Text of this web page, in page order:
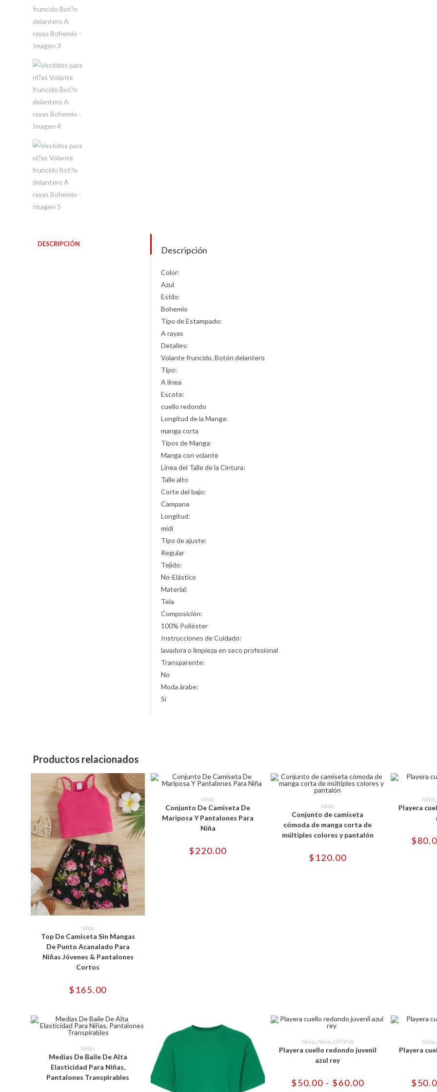
DESCRIPCIÓN
Descripción
Color:
Azul
Estilo:
Bohemio
Tipo de Estampado:
A rayas
Detalles:
Volante fruncido, Botón delantero
Tipo:
A línea
Escote:
cuello redondo
Longitud de la Manga:
manga corta
Tipos de Manga:
Manga con volante
Línea del Talle de la Cintura:
Talle alto
Corte del bajo:
Campana
Longitud:
midi
Tipo de ajuste:
Regular
Tejido:
No-Elástico
Material:
Tela
Composición:
100% Poliéster
Instrucciones de Cuidado:
lavadora o limpieza en seco profesional
Transparente:
No
Moda árabe:
Sí
Productos relacionados
SELECCIONAR OPCIONES
Este
producto
tiene
múltiples
variantes.
opciones
se
en
la
Niñas
Top De Camiseta Sin Mangas
De Punto Acanalado Para
Niñas Jóvenes & Pantalones
Cortos
$ 165.00
SELECCIONAR OPCIONES
producto
tiene
múltiples
variantes.
opciones
elegir
Niñas
Conjunto De Camiseta De
Mariposa Y Pantalones Para
Niña
$220.00
SELECCIONAR OPCIONES
producto
tiene
múltiples
variantes.
Las
opciones
elegir
Niñas
Conjunto de camiseta
cómoda de manga corta de
múltiples colores y pantalón
$ 120.00
Niñas,
Playera
$
SELECCIONAR OPCIONES
producto
tiene
múltiples
variantes.
opciones
Niñas
Medias De Baile De Alta
Elasticidad Para Niñas,
Pantalones Transpirables
SELECCIONAR OPCIONES
Este
producto
tiene
múltiples
variantes.
Las
se
pueden
Niñas, Niños, OPTIMA
Playera cuello redondo juvenil
azul rey
$50.00 - $60.00
Niñas,
Playera
$